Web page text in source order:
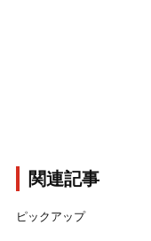
関連記事
ピックアップ